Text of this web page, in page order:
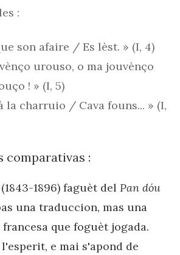
:
son afaire / Es lèst. » (I, 4)
urouso, o ma jouvènço
! » (I, 5)
la charruio / Cava founs... » (I,
comparativas :
1896) faguèt del Pan dóu
una traduccion, mas una
que foguèt jogada.
e mai s'apond de